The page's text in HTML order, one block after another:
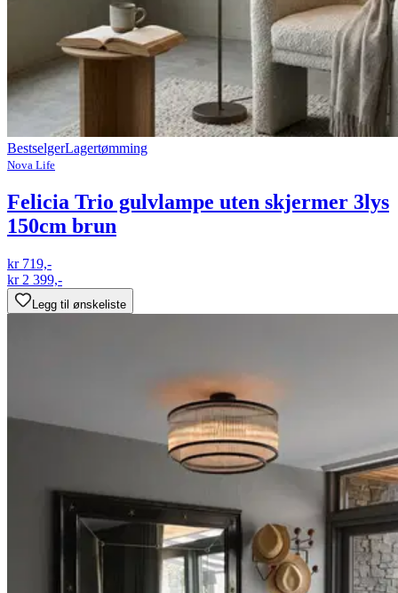
BestselgerLagertømming
Nova Life
Felicia Trio gulvlampe uten skjermer 3lys
150cm brun
kr 719,-
kr 2 399,-
Legg til ønskeliste